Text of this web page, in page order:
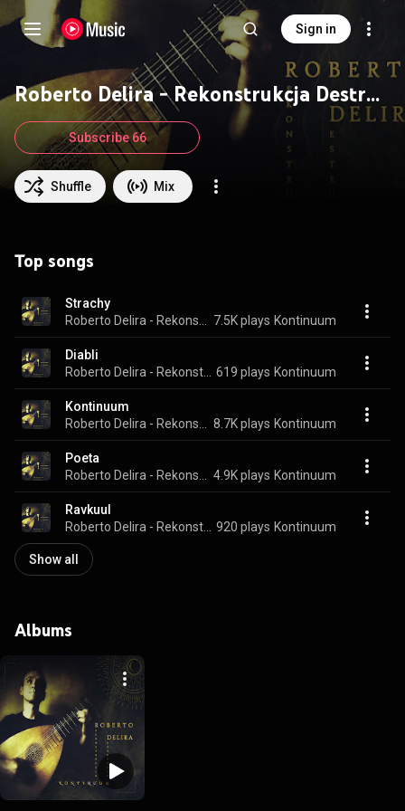
Sign in
Roberto Delira - Rekonstrukcja Destrukcja
Shuffle Mix
Subscribe 66
Top songs
Strachy
7.5K plays Kontinuum
Diabli
619 plays Kontinuum
Kontinuum
8.7K plays Kontinuum
Poeta
4.9K plays Kontinuum
Ravkuul
920 plays Kontinuum
Show all
Albums